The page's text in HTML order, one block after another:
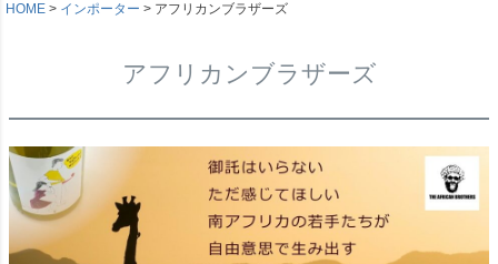
HOME インポーター アフリカンブラザーズ
アフリカンブラザーズ